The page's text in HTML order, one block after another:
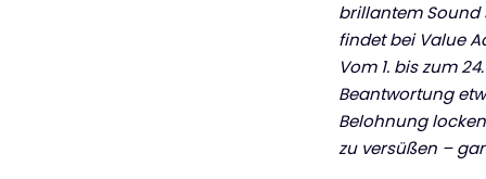
brillantem Sound
findet bei Value
Vom 1. bis zum
Beantwortung
Belohnung
zu versüßen –